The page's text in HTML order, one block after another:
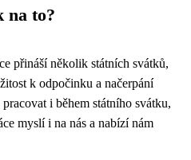
na to?
přináší několik státních svátků,
k odpočinku a načerpání
i během státního svátku,
myslí i na nás a nabízí nám